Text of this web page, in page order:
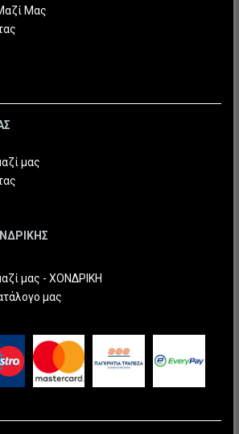
Μας
μας
μας - ΧΟΝΔΡΙΚΗ
μας